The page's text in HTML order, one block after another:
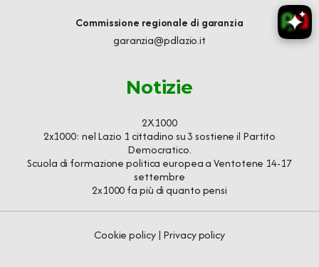
Commissione regionale di garanzia
garanzia@pdlazio.it
Notizie
2X1000
2x1000: nel Lazio 1 cittadino su 3 sostiene il Partito
Democratico.
Scuola di formazione politica europea a Ventotene 14-17
settembre
2x1000 fa più di quanto pensi
Cookie policy| Privacy policy